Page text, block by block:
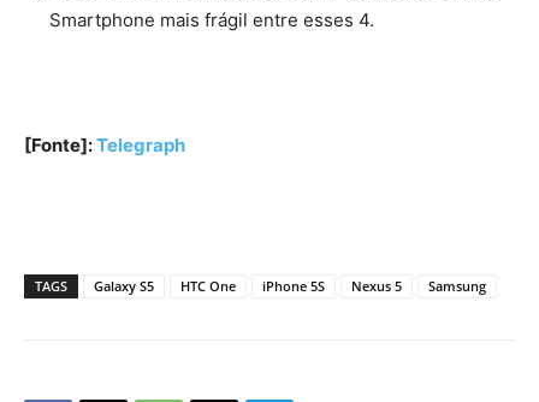
Smartphone mais frágil entre esses 4.
[Fonte]:Telegraph
TAGS Galaxy S5 HTC One iPhone 5S Nexus 5 Samsung